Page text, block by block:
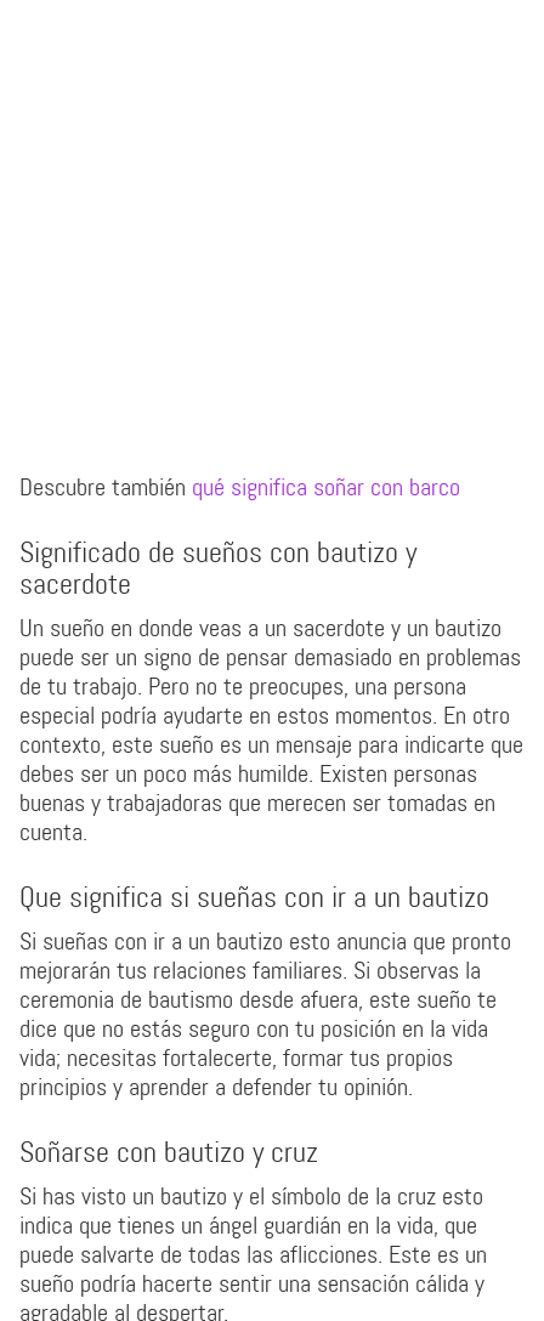
Descubre también qué significa soñar con barco
Significado de sueños con bautizo y
sacerdote
Un sueño en donde veas a un sacerdote y un bautizo
puede ser un signo de pensar demasiado en problemas
de tu trabajo. Pero no te preocupes, una persona
especial podría ayudarte en estos momentos. En otro
contexto, este sueño es un mensaje para indicarte que
debes ser un poco más humilde. Existen personas
buenas y trabajadoras que merecen ser tomadas en
cuenta.
Que significa si sueñas con ir a un bautizo
Si sueñas con ir a un bautizo esto anuncia que pronto
mejorarán tus relaciones familiares. Si observas la
ceremonia de bautismo desde afuera, este sueño te
dice que no estás seguro con tu posición en la vida
vida; necesitas fortalecerte, formar tus propios
principios y aprender a defender tu opinión.
Soñarse con bautizo y cruz
Si has visto un bautizo y el símbolo de la cruz esto
indica que tienes un ángel guardián en la vida, que
puede salvarte de todas las aflicciones. Este es un
sueño podría hacerte sentir una sensación cálida y
agradable al despertar.